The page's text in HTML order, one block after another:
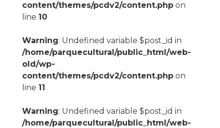
content/themes/pcdv2/content.phpon
line 10
Warning: Undefined variable $post_id in
/home/parquecultural/public_html/web-
old/wp-
content/themes/pcdv2/content.phpon
line 11
Warning: Undefined variable $post_id in
/home/parquecultural/public_html/web-